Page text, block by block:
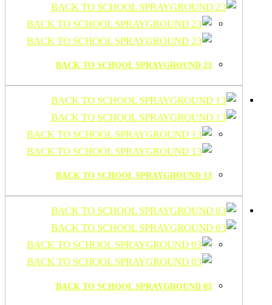
BACK TO SCHOOL SPRAYGROUND 23
BACK TO SCHOOL SPRAYGROUND 13
BACK TO SCHOOL SPRAYGROUND 03